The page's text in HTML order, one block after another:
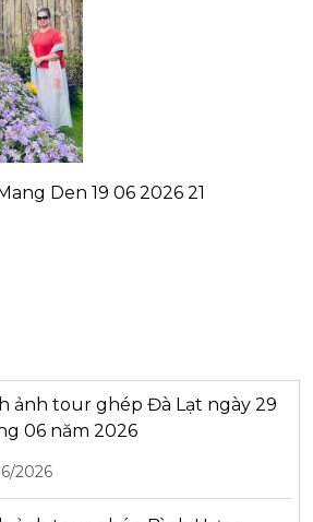
Den 19 06 2026 21
ảnh tour ghép Đà Lạt ngày 29
06 năm 2026
2026